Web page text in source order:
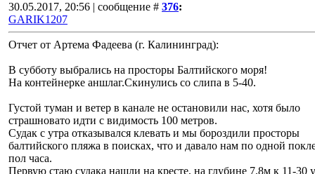
30.05.2017, 20:56 | сообщение # 376:
GARIK1207
Отчет от Артема Фадеева (г. Калининград):
В субботу выбрались на просторы Балтийского моря!
На контейнерке аншлаг.Скинулись со слипа в 5-40.
Густой туман и ветер в канале не остановили нас, хотя было
страшновато идти с видимость 100 метров.
Судак с утра отказывался клевать и мы бороздили просторы
балтийского пляжа в поисках, что и давало нам по одной
пол часа.
Первую стаю судака нашли на кресте, на глубине 7.8м к 11-30